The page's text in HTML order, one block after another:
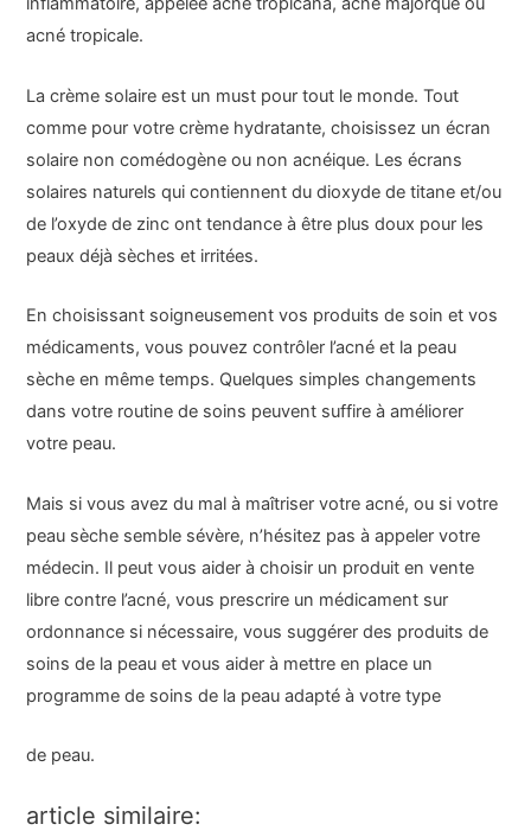
acné tropicale.
La crème solaire est un must pour tout le monde. Tout
comme pour votre crème hydratante, choisissez un écran
solaire non comédogène ou non acnéique. Les écrans
solaires naturels qui contiennent du dioxyde de titane et/ou
de l’oxyde de zinc ont tendance à être plus doux pour les
peaux déjà sèches et irritées.
En choisissant soigneusement vos produits de soin et vos
médicaments, vous pouvez contrôler l’acné et la peau
sèche en même temps. Quelques simples changements
dans votre routine de soins peuvent suffire à améliorer
votre peau.
Mais si vous avez du mal à maîtriser votre acné, ou si votre
peau sèche semble sévère, n’hésitez pas à appeler votre
médecin. Il peut vous aider à choisir un produit en vente
libre contre l’acné, vous prescrire un médicament sur
ordonnance si nécessaire, vous suggérer des produits de
soins de la peau et vous aider à mettre en place un
programme de soins de la peau adapté à votre type
de peau.
article similaire: